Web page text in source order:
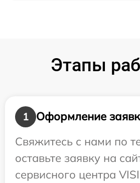
Этапы
1
Оформление
Свяжитесь с нами по
оставьте заявку на
сервисного центра